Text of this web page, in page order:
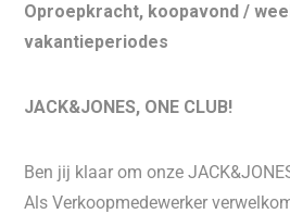
Oproepkracht, koopavond /
vakantieperiodes
JACK&JONES, ONE CLUB!
Ben jij klaar om onze
Als Verkoopmedewerker